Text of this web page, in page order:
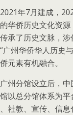
年7月建成，
华侨历史文化资
承了历史文脉，
州华侨华人历史
元素有机融合。
州分馆设立后，
以总分馆体系为
社教、宣传、信